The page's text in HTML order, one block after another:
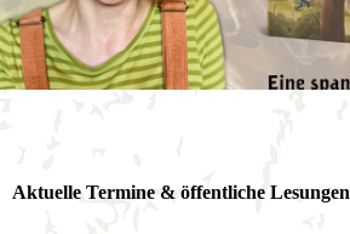
Aktuelle Termine & öffentliche Lesungen